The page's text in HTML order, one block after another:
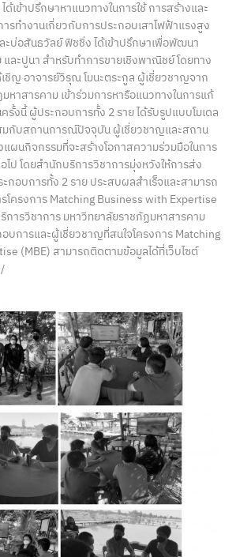
เข้าปรึกษาหาแนวทางในการใช้ การสร้างและ
รทำงานเกี่ยวกับการประกอบเสาไฟฟ้าแรงสูง
ะบ่อสันธวัลย์ ฟิชชิ่ง ได้เข้าปรึกษาเพื่อพัฒนา
ะปูนา สำหรับทำการขายเชิงพาณิชย์ โดยทาง
ชิญ อาจารย์วิรุณ โมนะตระกูล ผู้เชี่ยวชาญจาก
หาสารคาม เข้าร่วมการหารือแนวทางในการแก้
งนี้ ผู้ประกอบการทั้ง 2 ราย ได้รับรูปแบบโมเดล
กับสถานการณ์ปัจจุบัน ผู้เชี่ยวชาญและสถาน
ผนกิจกรรมที่จะสร้างโอกาสความร่วมมือในการ
ป โดยสำนักบริการวิชาการมุ่งหวังให้การส่ง
กอบการทั้ง 2 ราย ประสบผลสำเร็จและสามารถ
โครงการ Matching Business with Expertise
การวิชาการ มหาวิทยาลัยราชภัฏมหาสารคาม
บการและผู้เชี่ยวชาญที่สนใจโครงการ Matching
(MBE) สามารถติดตามข้อมูลได้ที่เว็บไซต์